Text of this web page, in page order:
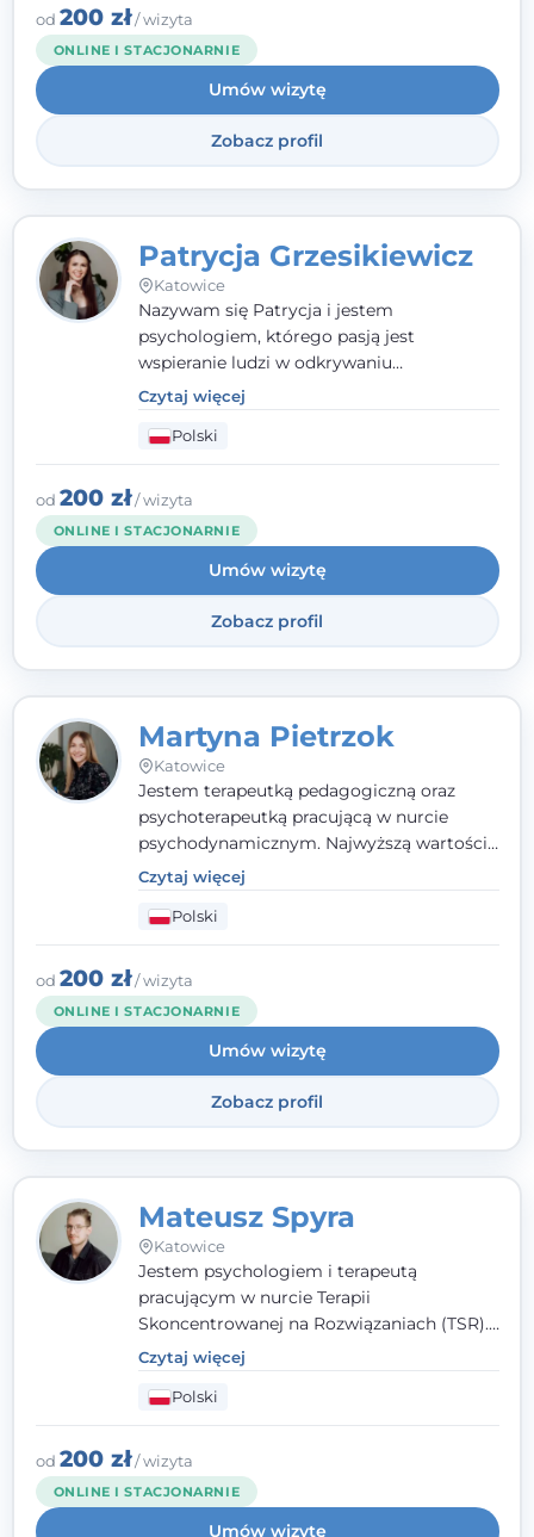
stronach.
od 200 zł/ wizyta
ONLINE I STACJONARNIE
Umów wizytę
Zobacz profil
Patrycja Grzesikiewicz
Katowice
Nazywam się Patrycja i jestem
psychologiem, którego pasją jest
wspieranie ludzi w odkrywaniu
wewnętrznej siły i radzeniu sobie z
codziennymi trudnościami. Pracuję w
nurcie poznawczo-behawioralnym, oferując
indywidualne podejście pełne empatii,
zaufania i wsparcia. Jeśli masz za sobą
trudny czas, jestem tutaj dla Ciebie.
Czytaj więcej
Polski
od 200 zł/ wizyta
ONLINE I STACJONARNIE
Umów wizytę
Zobacz profil
Martyna Pietrzok
Katowice
Jestem terapeutką pedagogiczną oraz
psychoterapeutką pracującą w nurcie
psychodynamicznym. Najwyższą wartością
jest dla mnie bliska, pełna zrozumienia i
zaangażowania relacja z pacjentem. To
właśnie ta oparta na zaufaniu więź staje się
przestrzenią, w której można dotrzeć do
źródła trudności i spojrzeć na nie inaczej
niż dotąd.
Czytaj więcej
Polski
od 200 zł/ wizyta
ONLINE I STACJONARNIE
Umów wizytę
Zobacz profil
Mateusz Spyra
Katowice
Jestem psychologiem i terapeutą
pracującym w nurcie Terapii
Skoncentrowanej na Rozwiązaniach (TSR).
Towarzyszę młodzieży i dorosłym z
empatią, zrozumieniem i bez oceniania.
Daję przestrzeń do bycia sobą, bo wiem, że
w każdym człowieku jest coś wyjątkowego.
Czytaj więcej
Polski
od 200 zł/ wizyta
ONLINE I STACJONARNIE
Umów wizytę